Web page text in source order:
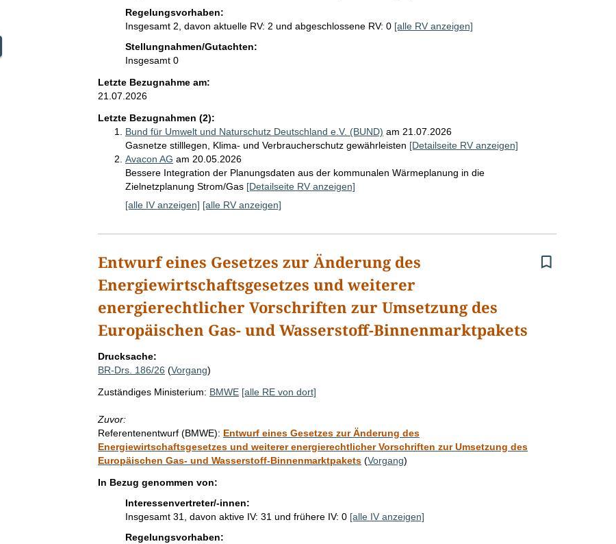
Selektion Anzahl der IV mit Interessenvertretung zum Entwurf
m
e
Regelungsvorhaben:
Insgesamt 2, davon aktuelle RV: 2 und abgeschlossene RV: 0 [alle RV anzeigen]
Stellungnahmen/Gutachten:
Insgesamt 0
Letzte Bezugnahme am:
21.07.2026
Letzte Bezugnahmen (2):
Bund für Umwelt und Naturschutz Deutschland e.V. (BUND) am 21.07.2026
Gasnetze stilllegen, Klima- und Verbraucherschutz gewährleisten [Detailseite RV anzeigen]
Avacon AG am 20.05.2026
Bessere Integration der Planungsdaten aus der kommunalen Wärmeplanung in die
Zielnetzplanung Strom/Gas [Detailseite RV anzeigen]
[alle IV anzeigen] [alle RV anzeigen]
Entwurf eines Gesetzes zur Änderung des
Energiewirtschaftsgesetzes und weiterer
energierechtlicher Vorschriften zur Umsetzung des
Europäischen Gas- und Wasserstoff-Binnenmarktpakets
Drucksache:
BR-Drs. 186/26 (Vorgang)
Zuständiges Ministerium: BMWE [alle RE von dort]
Zuvor:
Referentenentwurf (BMWE): Entwurf eines Gesetzes zur Änderung des
Energiewirtschaftsgesetzes und weiterer energierechtlicher Vorschriften zur Umsetzung des
Europäischen Gas- und Wasserstoff-Binnenmarktpakets(Vorgang)
In Bezug genommen von:
Interessenvertreter/-innen:
Insgesamt 31, davon aktive IV: 31 und frühere IV: 0 [alle IV anzeigen]
Regelungsvorhaben: